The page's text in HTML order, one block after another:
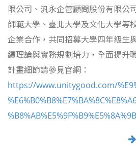
限公司、汎永企管顧問股份有限公
師範大學、臺北大學及文化大學等
企業合作，共同招募大學四年級生
續理論與實務規劃培力，全面提升
計畫細節請參見官網：
https://www.unitygood.com/
%B8%AB%E5%9F%B9%E5%8A%9B